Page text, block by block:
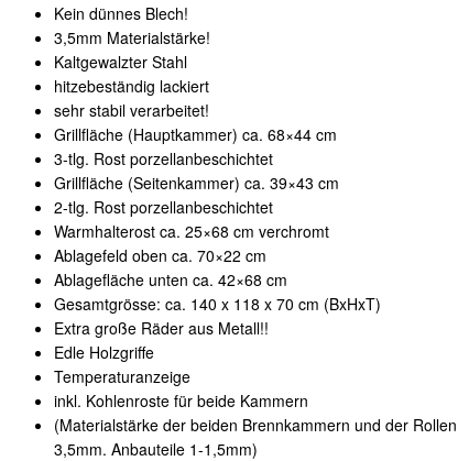
Kein dünnes Blech!
3,5mm Materialstärke!
Kaltgewalzter Stahl
hitzebeständig lackiert
sehr stabil verarbeitet!
Grillfläche (Hauptkammer) ca. 68×44 cm
3-tlg. Rost porzellanbeschichtet
Grillfläche (Seitenkammer) ca. 39×43 cm
2-tlg. Rost porzellanbeschichtet
Warmhalterost ca. 25×68 cm verchromt
Ablagefeld oben ca. 70×22 cm
Ablagefläche unten ca. 42×68 cm
Gesamtgrösse: ca. 140 x 118 x 70 cm (BxHxT)
Extra große Räder aus Metall!!
Edle Holzgriffe
Temperaturanzeige
inkl. Kohlenroste für beide Kammern
(Materialstärke der beiden Brennkammern und der
3,5mm. Anbauteile 1-1,5mm)